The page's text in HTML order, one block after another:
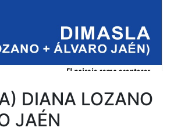
DIANA LOZANO
JAÉN